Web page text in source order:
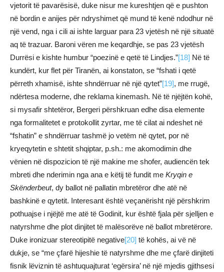
vjetorit të pavarësisë, duke nisur me kureshtjen që e pushton
në bordin e anijes për ndryshimet që mund të kenë ndodhur në
një vend, nga i cili ai ishte larguar para 23 vjetësh në një situatë
aq të trazuar. Baroni vëren me keqardhje, se pas 23 vjetësh
Durrësi e kishte humbur “poezinë e qetë të Lindjes.”[18] Në të
kundërt, kur flet për Tiranën, ai konstaton, se “fshati i qetë
përreth xhamisë, ishte shndërruar në një qytet”[19], me rrugë,
ndërtesa moderne, dhe reklama kinemash. Në të njëjtën kohë,
si mysafir shtetëror, Bergeri përshkruan edhe disa elemente
nga formalitetet e protokollit zyrtar, me të cilat ai ndeshet në
“fshatin” e shndërruar tashmë jo vetëm në qytet, por në
kryeqytetin e shtetit shqiptar, p.sh.: me akomodimin dhe
vënien në dispozicion të një makine me shofer, audiencën tek
mbreti dhe nderimin nga ana e këtij të fundit me Kryqin e
Skënderbeut, dy ballot në pallatin mbretëror dhe atë në
bashkinë e qytetit. Interesant është veçanërisht një përshkrim
pothuajse i njëjtë me atë të Godinit, kur është fjala për sjelljen e
natyrshme dhe plot dinjitet të malësorëve në ballot mbretërore.
Duke ironizuar stereotipitë negative[20] të kohës, ai vë në
dukje, se “me çfarë hijeshie të natyrshme dhe me çfarë dinjiteti
fisnik lëviznin të ashtuquajturat ‘egërsira’ në një mjedis gjithsesi